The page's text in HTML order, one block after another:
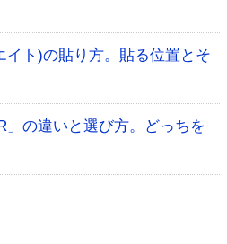
イト)の貼り方。貼る位置とそ
」の違いと選び方。どっちを